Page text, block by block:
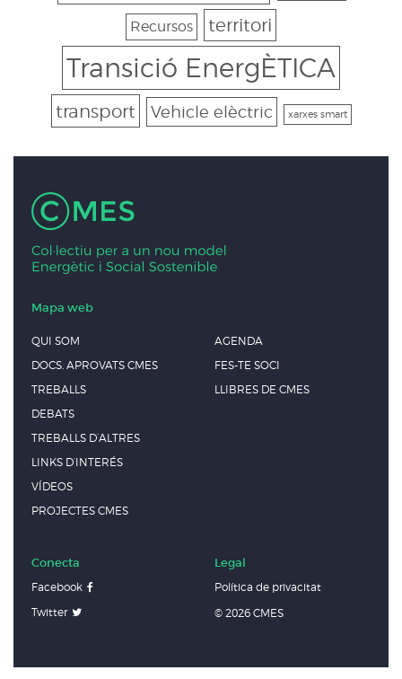
Recursos territori
Transició EnergÈTICA
transport Vehicle elèctric xarxes smart
Mapa web
QUI SOM
DOCS. APROVATS CMES
TREBALLS
DEBATS
TREBALLS D’ALTRES
LINKS D’INTERÉS
VÍDEOS
PROJECTES CMES
AGENDA
FES-TE SOCI
LLIBRES DE CMES
Conecta
Facebook
Twitter
Legal
Política de privacitat
© 2026 CMES